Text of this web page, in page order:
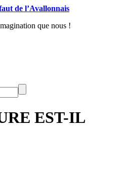
de l’Avallonnais
que nous !
EST-IL